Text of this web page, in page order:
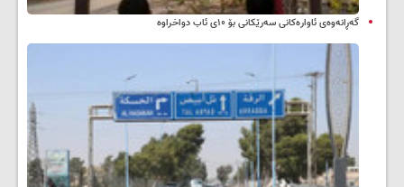
گەڕانەوەی ئاوارەکانی سەرێکانی بۆ ۱۰ی ئاب دواخراوە